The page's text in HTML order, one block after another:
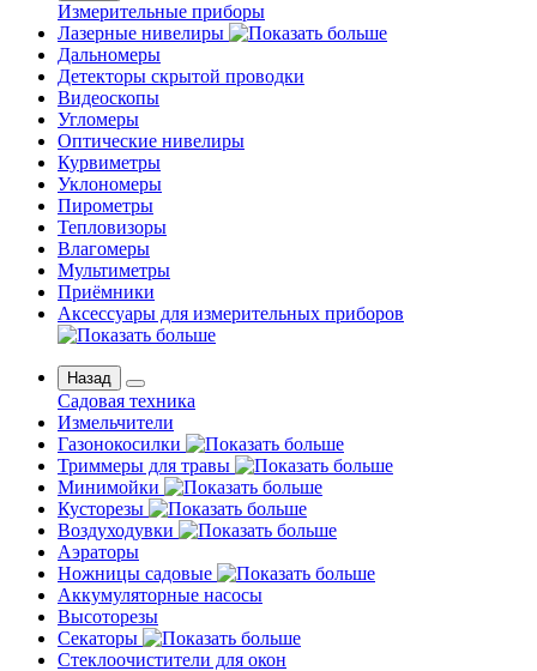
Измерительные приборы
Лазерные нивелиры
Дальномеры
Детекторы скрытой проводки
Видеоскопы
Угломеры
Оптические нивелиры
Курвиметры
Уклономеры
Пирометры
Тепловизоры
Влагомеры
Мультиметры
Приёмники
Аксессуары для измерительных приборов
Назад
Садовая техника
Измельчители
Газонокосилки
Триммеры для травы
Минимойки
Кусторезы
Воздуходувки
Аэраторы
Ножницы садовые
Аккумуляторные насосы
Высоторезы
Секаторы
Стеклоочистители для окон